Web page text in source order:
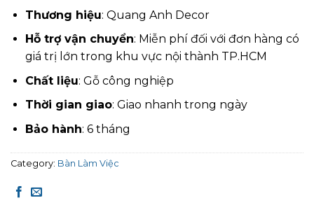
Thương hiệu: Quang Anh Decor
Hỗ trợ vận chuyển: Miễn phí đối với đơn hàng có
giá trị lớn trong khu vực nội thành TP.HCM
Chất liệu: Gỗ công nghiệp
Thời gian giao: Giao nhanh trong ngày
Bảo hành: 6 tháng
Category: Bàn Làm Việc